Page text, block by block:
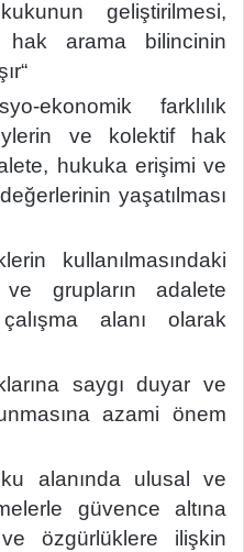
geliştirilmesi,
arama bilincinin
ekonomik farklılık
ve kolektif hak
hukuka erişimi ve
yaşatılması
kullanılmasındaki
grupların adalete
alanı olarak
saygı duyar ve
azami önem
alanında ulusal ve
güvence altına
özgürlüklere ilişkin